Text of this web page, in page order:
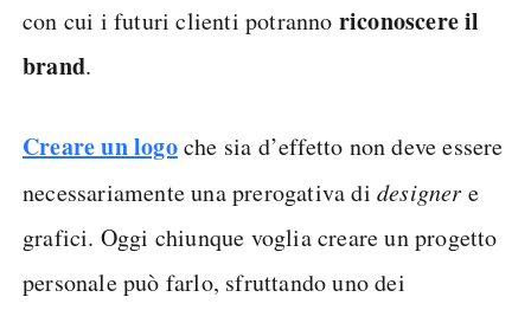
con cui i futuri clienti potranno riconoscere il
brand.
Creare un logoche sia d’effetto non deve essere
necessariamente una prerogativa di designer e
grafici. Oggi chiunque voglia creare un progetto
personale può farlo, sfruttando uno dei